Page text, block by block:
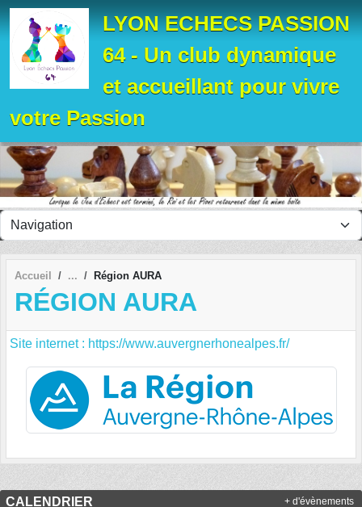
LYON ECHECS PASSION
64 - Un club dynamique
et accueillant pour vivre
votre Passion
Accueil Région AURA
RÉGION AURA
Site internet : https://www.auvergnerhonealpes.fr/
CALENDRIER + d'évènements
Panneau de gestion des cookies